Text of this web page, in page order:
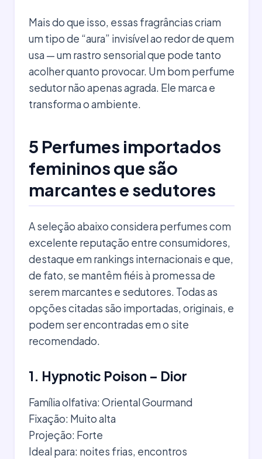
Mais do que isso, essas fragrâncias criam
um tipo de “aura” invisível ao redor de quem
usa — um rastro sensorial que pode tanto
acolher quanto provocar. Um bom perfume
sedutor não apenas agrada. Ele marca e
transforma o ambiente.
5 Perfumes importados
femininos que são
marcantes e sedutores
A seleção abaixo considera perfumes com
excelente reputação entre consumidores,
destaque em rankings internacionais e que,
de fato, se mantêm fiéis à promessa de
serem marcantes e sedutores. Todas as
opções citadas são importadas, originais, e
podem ser encontradas em o site
recomendado.
1. Hypnotic Poison – Dior
Família olfativa: Oriental Gourmand
Fixação: Muito alta
Projeção: Forte
Ideal para: noites frias, encontros